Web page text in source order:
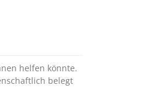
helfen könnte.
belegt